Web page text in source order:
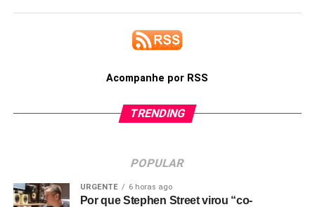
Acompanhe por RSS
TRENDING
POPULAR
URGENTE 6 horas ago
Por que Stephen Street virou “co-